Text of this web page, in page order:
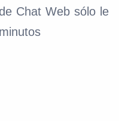
Chat Web sólo le